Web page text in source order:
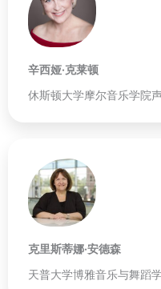
辛西娅·克莱顿
休斯顿大学摩尔音乐学院
克里斯蒂娜·安德森
天普大学博雅音乐与舞蹈